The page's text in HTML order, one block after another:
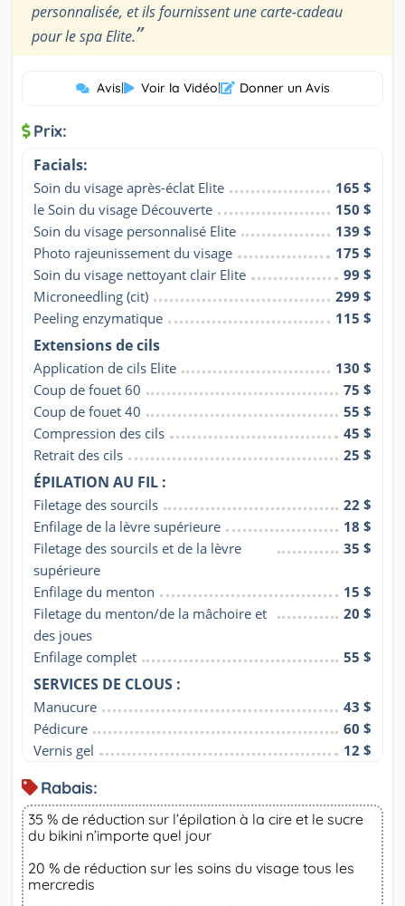
personnalisée, et ils fournissent une carte-cadeau
pour le spa Elite.”
Avis| Voir la Vidéo| Donner un Avis
Prix:
Facials:
Soin du visage après-éclat Elite
165 $
le Soin du visage Découverte
150 $
Soin du visage personnalisé Elite
139 $
Photo rajeunissement du visage
175 $
Soin du visage nettoyant clair Elite
99 $
Microneedling (cit)
299 $
Peeling enzymatique
115 $
Extensions de cils
Application de cils Elite
130 $
Coup de fouet 60
75 $
Coup de fouet 40
55 $
Compression des cils
45 $
Retrait des cils
25 $
ÉPILATION AU FIL :
Filetage des sourcils
22 $
Enfilage de la lèvre supérieure
18 $
Filetage des sourcils et de la lèvre
supérieure
35 $
Enfilage du menton
15 $
Filetage du menton/de la mâchoire et
des joues
20 $
Enfilage complet 55 $
SERVICES DE CLOUS :
Manucure
43 $
Pédicure
60 $
Vernis gel
12 $
Rabais:
35 % de réduction sur l’épilation à la cire et le sucre
du bikini n’importe quel jour
20 % de réduction sur les soins du visage tous les
mercredis